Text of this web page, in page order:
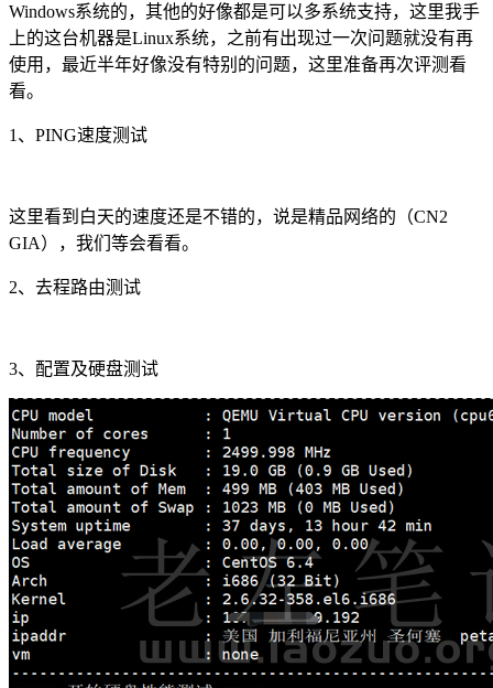
Windows系统的，其他的好像都是可以多系统支持，这里我手
上的这台机器是Linux系统，之前有出现过一次问题就没有再
使用，最近半年好像没有特别的问题，这里准备再次评测看
看。
1、PING速度测试
这里看到白天的速度还是不错的，说是精品网络的（CN2
GIA），我们等会看看。
2、去程路由测试
3、配置及硬盘测试